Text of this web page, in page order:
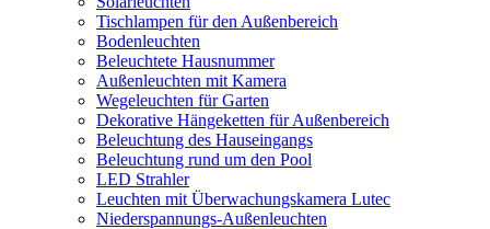
Tischlampen für den Außenbereich
Bodenleuchten
Beleuchtete Hausnummer
Außenleuchten mit Kamera
Wegeleuchten für Garten
Dekorative Hängeketten für Außenbereich
Beleuchtung des Hauseingangs
Beleuchtung rund um den Pool
LED Strahler
Leuchten mit Überwachungskamera Lutec
Niederspannungs-Außenleuchten